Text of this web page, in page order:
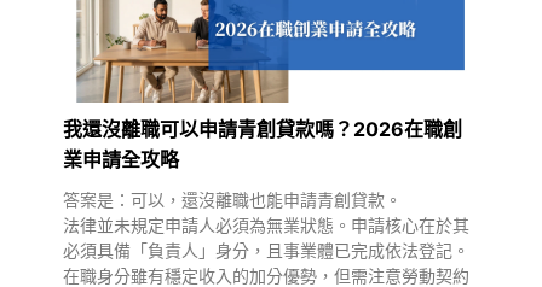
我還沒離職可以申請青創貸款嗎？2026在職創
業申請全攻略
答案是：可以，還沒離職也能申請青創貸款。
法律並未規定申請人必須為無業狀態。申請核心在於其
必須具備「負責人」身分，且事業體已完成依法登記。
在職身分雖有穩定收入的加分優勢，但需注意勞動契約